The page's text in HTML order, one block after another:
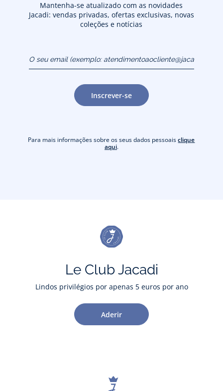
Mantenha-se atualizado com as novidades
Jacadi: vendas privadas, ofertas exclusivas, novas
coleções e notícias
atendimentoaocliente@jacadi.pt)
Inscrever-se
Para mais informações sobre os seus dados pessoaisclique
aqui.
Le Club Jacadi
Lindos privilégios por apenas 5 euros por ano
Aderir